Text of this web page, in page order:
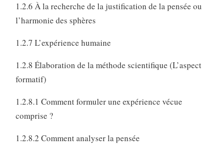
1.2.6 À la recherche de la justification de la pensée ou
l’harmonie des sphères
1.2.7 L’expérience humaine
1.2.8 Élaboration de la méthode scientifique (L’aspect
formatif)
1.2.8.1 Comment formuler une expérience vécue
comprise ?
1.2.8.2 Comment analyser la pensée